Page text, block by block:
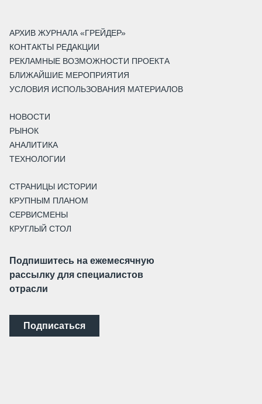
АРХИВ ЖУРНАЛА «ГРЕЙДЕР»
КОНТАКТЫ РЕДАКЦИИ
РЕКЛАМНЫЕ ВОЗМОЖНОСТИ ПРОЕКТА
БЛИЖАЙШИЕ МЕРОПРИЯТИЯ
УСЛОВИЯ ИСПОЛЬЗОВАНИЯ МАТЕРИАЛОВ
НОВОСТИ
РЫНОК
АНАЛИТИКА
ТЕХНОЛОГИИ
СТРАНИЦЫ ИСТОРИИ
КРУПНЫМ ПЛАНОМ
СЕРВИСМЕНЫ
КРУГЛЫЙ СТОЛ
Подпишитесь на ежемесячную
рассылку для специалистов
отрасли
Подписаться